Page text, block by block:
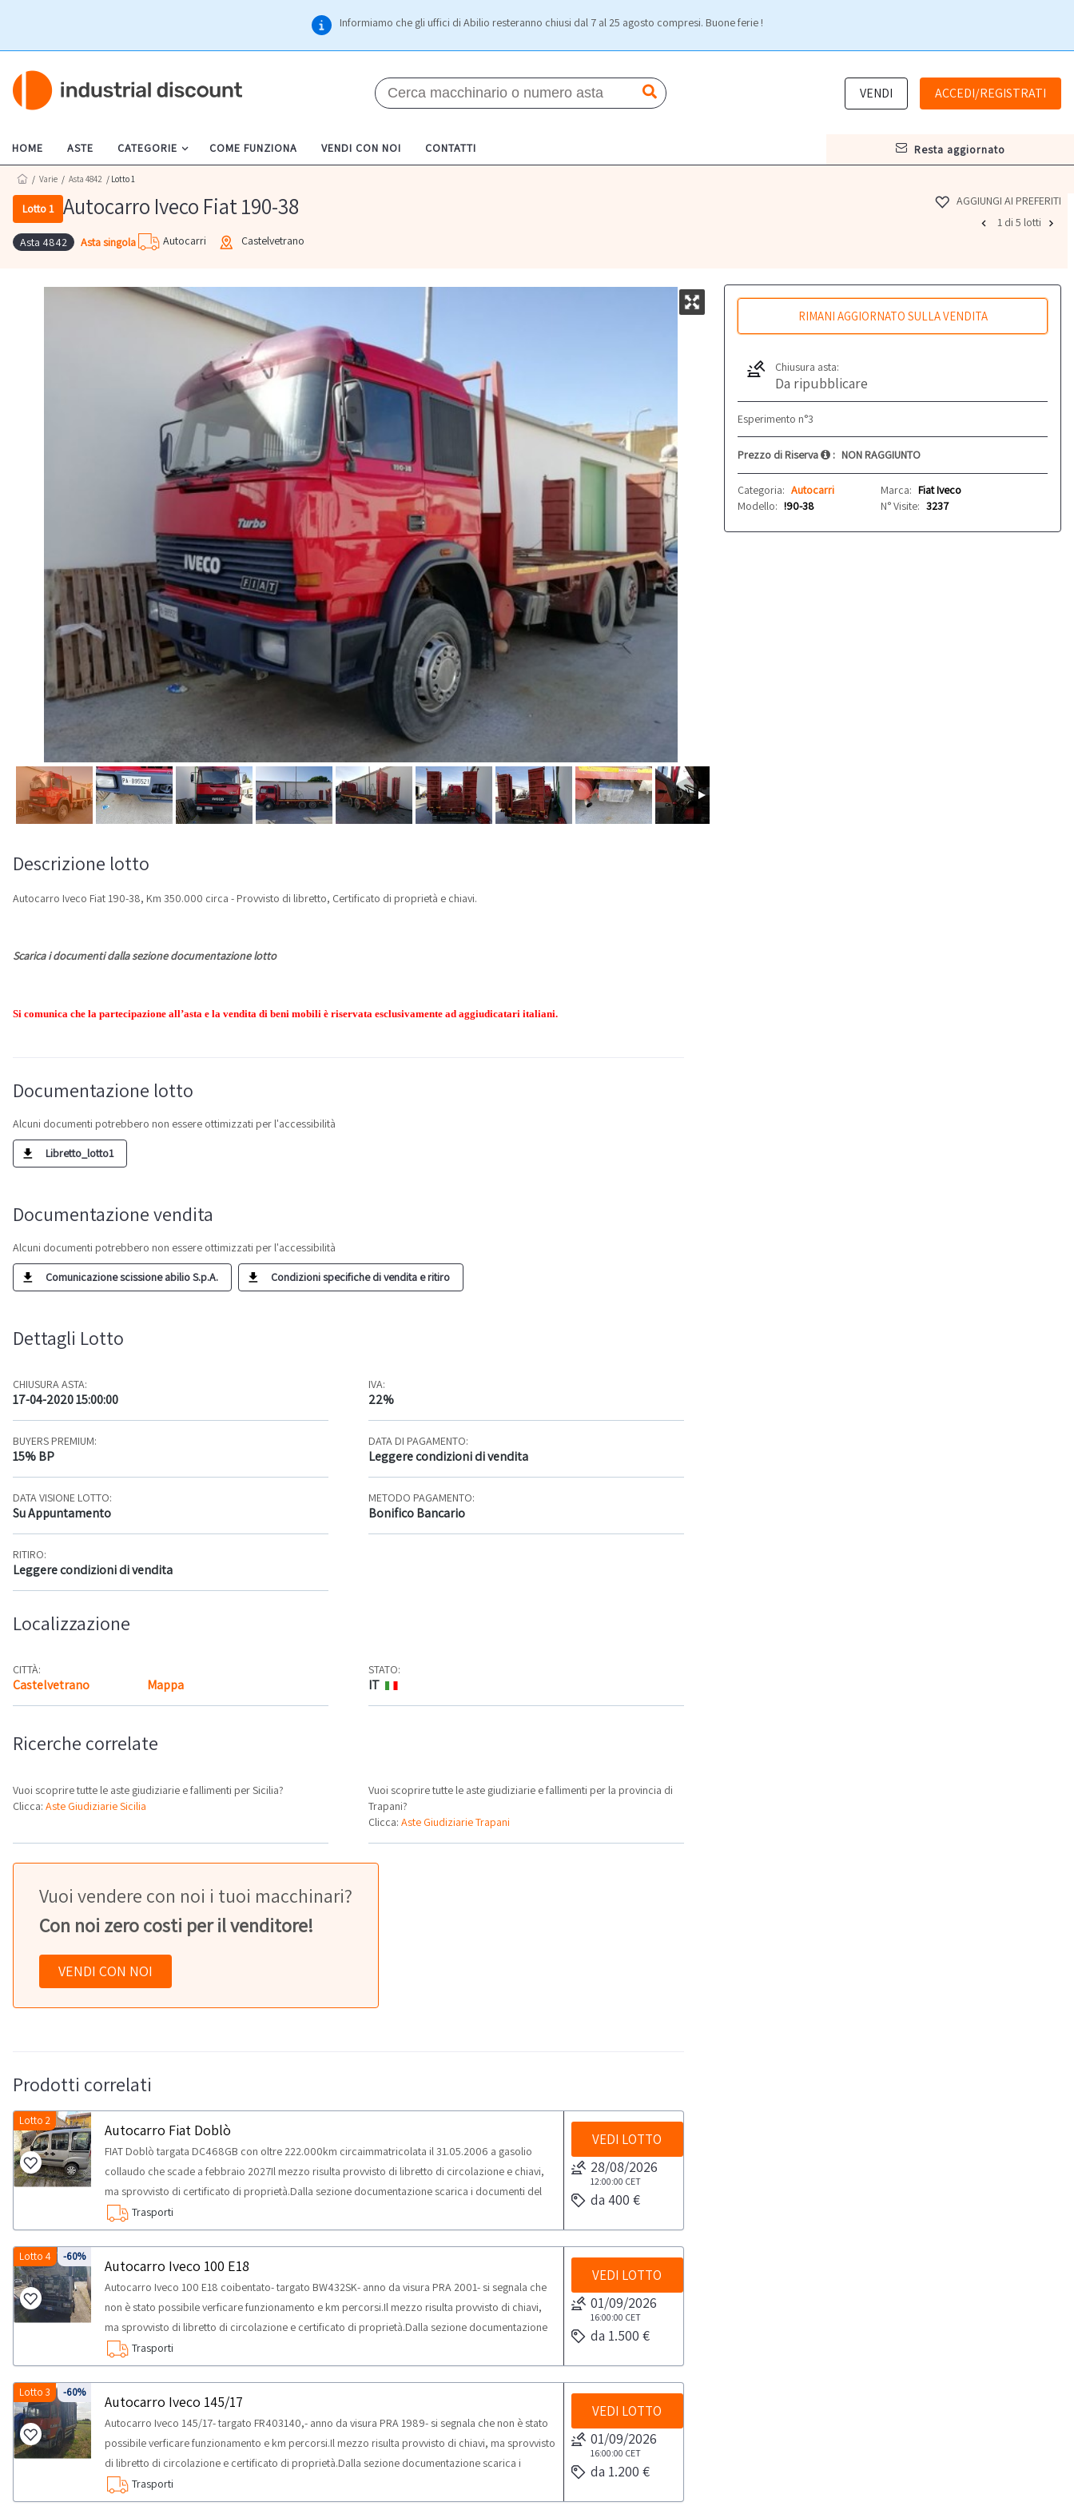
Informiamo che gli uffici di Abilio resteranno chiusi dal 7 al 25 agosto compresi. Buone ferie !
VENDI ACCEDI/REGISTRATI
HOME ASTE CATEGORIE COME FUNZIONA VENDI CON NOI CONTATTI resta aggiornato
/ Varie / Asta 4842 / Lotto 1
Lotto 1 Autocarro Iveco Fiat 190-38
Asta 4842 Asta singola Autocarri Castelvetrano
AGGIUNGI AI PREFERITI
1 di 5 lotti
RIMANI AGGIORNATO SULLA VENDITA
Chiusura asta:
Da ripubblicare
Esperimento n°3
Prezzo di Riserva : NON RAGGIUNTO
Categoria: Autocarri Marca: Fiat Iveco
Modello: !90-38 N° Visite: 3237
Descrizione lotto
Autocarro Iveco Fiat 190-38, Km 350.000 circa - Provvisto di libretto, Certificato di proprietà e chiavi.
Scarica i documenti dalla sezione documentazione lotto
Si comunica che la partecipazione all’asta e la vendita di beni mobili è riservata esclusivamente ad aggiudicatari italiani.
Documentazione lotto
Alcuni documenti potrebbero non essere ottimizzati per l'accessibilità
Libretto_lotto1
Documentazione vendita
Alcuni documenti potrebbero non essere ottimizzati per l'accessibilità
Comunicazione scissione abilio S.p.A. Condizioni specifiche di vendita e ritiro
Dettagli Lotto
CHIUSURA ASTA:
17-04-2020 15:00:00
IVA:
22%
BUYERS PREMIUM:
15% BP
DATA DI PAGAMENTO:
Leggere condizioni di vendita
DATA VISIONE LOTTO:
Su Appuntamento
METODO PAGAMENTO:
Bonifico Bancario
RITIRO:
Leggere condizioni di vendita
Localizzazione
CITTÀ:
Castelvetrano Mappa
STATO:
IT
Ricerche correlate
Vuoi scoprire tutte le aste giudiziarie e fallimenti per Sicilia?
Clicca: Aste Giudiziarie Sicilia
Vuoi scoprire tutte le aste giudiziarie e fallimenti per la provincia di
Trapani?
Clicca:Aste Giudiziarie Trapani
Vuoi vendere con noi i tuoi macchinari?
Con noi zero costi per il venditore!
VENDI CON NOI
Prodotti correlati
Lotto 2
Autocarro Fiat Doblò
FIAT Doblò targata DC468GB con oltre 222.000km circaimmatricolata il 31.05.2006 a gasolio
collaudo che scade a febbraio 2027Il mezzo risulta provvisto di libretto di circolazione e chiavi,
ma sprovvisto di certificato di proprietà.Dalla sezione documentazione scarica i documenti del
mezzo.Attenzione: In caso di vendita di beni mobili registrati al PRA, è preclusa la partecipazione
di utenti che per finalità connesse alla vendita intendano esportare tali beni all’estero.si precisa
che non sarà possibile procedere con l'esportazione e la rottamazione del mezzoNOTE VENDITA:-
i beni sono situati a Udine (UD) NOTE PER RITIRO:- tempistica massima prevista per lo svolgimento
delle attività di ritiro dal giorno concordato: 1 giorno
Trasporti
VEDI LOTTO
28/08/2026
12:00:00 CET
da 400 €
-60%
Lotto 4
Autocarro Iveco 100 E18
Autocarro Iveco 100 E18 coibentato- targato BW432SK- anno da visura PRA 2001- si segnala che
non è stato possibile verficare funzionamento e km percorsi.Il mezzo risulta provvisto di chiavi,
ma sprovvisto di libretto di circolazione e certificato di proprietà.Dalla sezione documentazione
scarica i documenti del mezzo.NOTE PER RITIRO:- tempistica massima prevista per lo svolgimento
delle attività di ritiro dal giorno concordato: 1 giorno Le pratiche auto successive
all’aggiudicazione saranno svolte presso l’agenzia di pratiche auto Effe di Faenza. Per conoscere il
costo della pratica, si prega di scaricare il file “Listino prezzi pratiche auto” dalla sezione
Documentazione. I prezzi indicati nel Listino possono subire variazioni in base ad aumenti
tassazione PRA (IPT, emolumenti, marche da bollo), MCTC (versamenti per bolli, diritti MCTC) e
hanno valore vincolante unicamente a seguito dell'invio della fattura da parte dell'Agenzia Effe.
Abilio non può stabilire sin da ora una tempistica certa necessaria per il disbrigo delle pratiche
Trasporti
VEDI LOTTO
01/09/2026
16:00:00 CET
da 1.500 €
-60%
Lotto 3
Autocarro Iveco 145/17
Autocarro Iveco 145/17- targato FR403140,- anno da visura PRA 1989- si segnala che non è stato
possibile verficare funzionamento e km percorsi.Il mezzo risulta provvisto di chiavi, ma sprovvisto
di libretto di circolazione e certificato di proprietà.Dalla sezione documentazione scarica i
documenti del mezzo.NOTE PER RITIRO:- tempistica massima prevista per lo svolgimento delle
attività di ritiro dal giorno concordato: 1 giorno Le pratiche auto successive all’aggiudicazione
Trasporti
VEDI LOTTO
01/09/2026
16:00:00 CET
da 1.200 €